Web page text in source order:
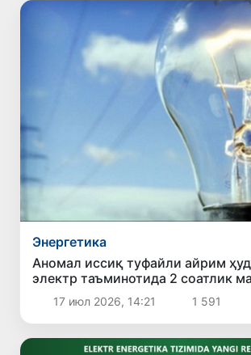
Энергетика
Аномал иссиқ туфайли айрим
электр таъминотида 2 соатлик
чеклов жорий этилди
17 июл 2026, 14:21 1 591